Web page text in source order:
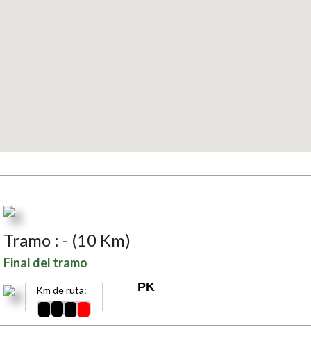
Tramo : - (10 Km)
Final del tramo
Km de ruta: PK